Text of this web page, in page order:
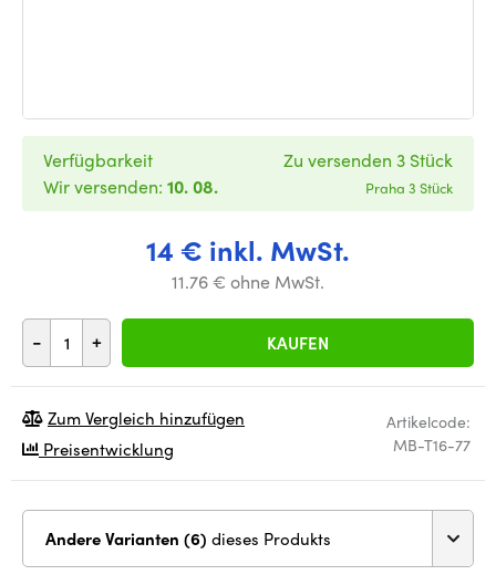
14 € inkl. MwSt.
11.76 € ohne MwSt.
- + KAUFEN
Verfügbarkeit
Wir versenden: 10. 08.
Zu versenden 3 Stück
Praha 3 Stück
Artikelcode:
MB-T16-77
Zum Vergleich hinzufügen
Preisentwicklung
Andere Varianten (6) dieses Produkts